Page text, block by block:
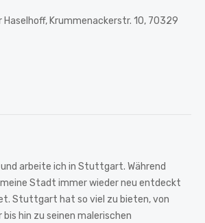
Haselhoff, Krummenackerstr. 10, 70329
arbeite ich in Stuttgart. Während
Stadt immer wieder neu entdeckt
Stuttgart hat so viel zu bieten, von
hin zu seinen malerischen